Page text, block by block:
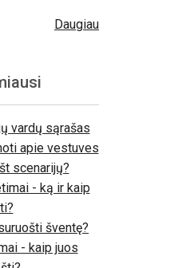
Daugiau
vardų sąrašas
apie vestuves
scenarijų?
- ką ir kaip
šventę?
- kaip juos